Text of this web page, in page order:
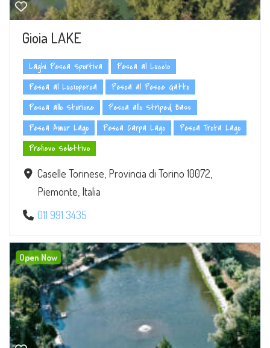
Gioia LAKE
Laghi Pesca Sportiva
Pesca al Luccio
Pesca al Lucioperca
Pesca al Pesce Gatto
Pesca allo Storione
Pesca allo Striped Bass
Pesca Amur Lago
Pesca Carpa Lago
Pesca Trota Lago
Prelievo Selettivo
Caselle Torinese, Provincia di Torino 10072,
Piemonte, Italia
011 991 3435
Open Now